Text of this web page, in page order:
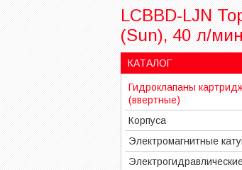
LCBBD-LJN
(Sun), 40 л/
КАТАЛОГ
Гидроклапаны
(ввертные)
Корпуса
Электромагнитные